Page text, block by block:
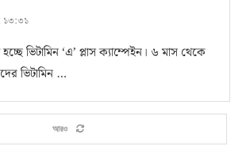
১৩:৩১
ভিটামিন ‘এ’ প্লাস ক্যাম্পেইন। ৬ মাস থেকে
ভিটামিন …
আরও